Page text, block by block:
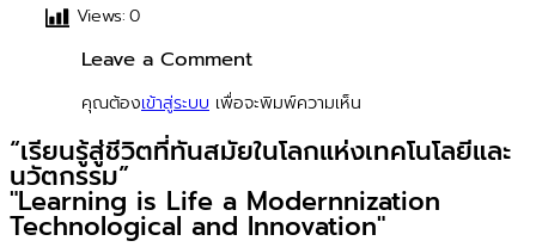
Views:0
Leave a Comment
คุณต้องเข้าสู่ระบบ เพื่อจะพิมพ์ความเห็น
“เรียนรู้สู่ชีวิตที่ทันสมัยในโลกแห่งเทคโนโลยีและ
นวัตกรรม”
"Learning is Life a Modernnization
Technological and Innovation"